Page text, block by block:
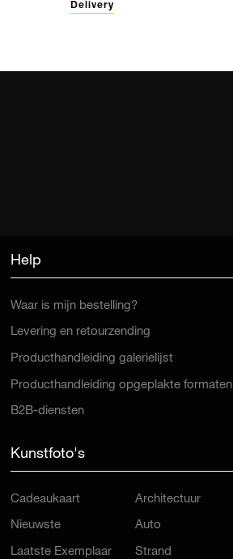
Delivery
Help
Waar is mijn bestelling?
Levering en retourzending
Producthandleiding galerielijst
Producthandleiding opgeplakte formaten
B2B-diensten
Kunstfoto's
Cadeaukaart
Nieuwste
Laatste Exemplaar
Architectuur
Auto
Strand